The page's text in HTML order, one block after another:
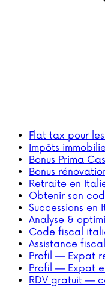
Flat tax pour
Impôts
Bonus Prima
Bonus
Retraite en
Obtenir son
Successions en
Analyse &
Code fiscal
Assistance
Profil — Expat
Profil — Expat
RDV gratuit —